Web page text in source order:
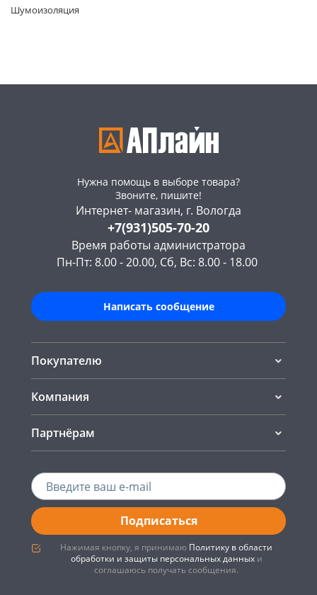
Шумоизоляция
Нужна помощь в выборе товара?
Звоните, пишите!
Интернет- магазин, г. Вологда
+7(931)505-70-20
Время работы администратора
Пн-Пт: 8.00 - 20.00, Сб, Вс: 8.00 - 18.00
Написать сообщение
Покупателю
Компания
Партнёрам
Подписаться
Нажимая кнопку, я принимаю Политику в области
обработки и защиты персональных данныхи
соглашаюсь получать сообщения.